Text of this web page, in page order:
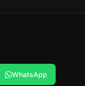
WhatsApp